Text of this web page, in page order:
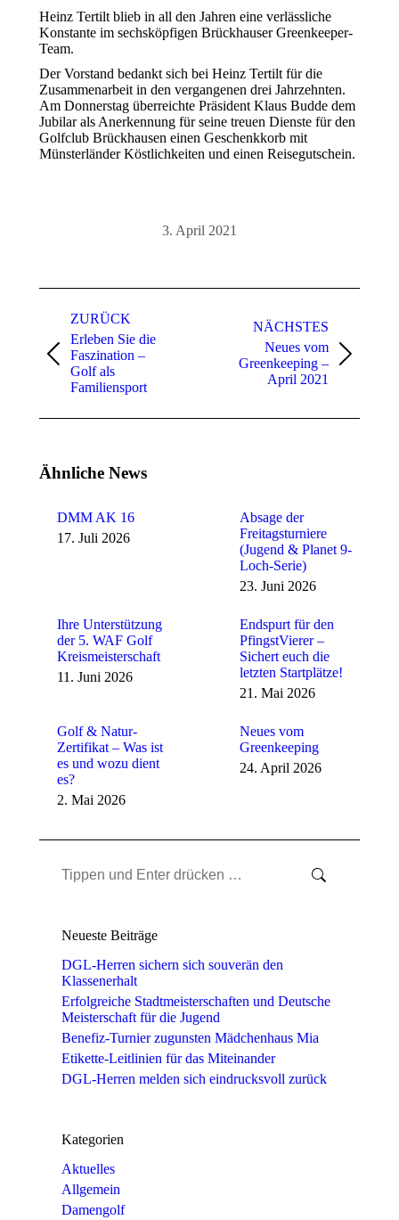
Heinz Tertilt blieb in all den Jahren eine verlässliche
Konstante im sechsköpfigen Brückhauser Greenkeeper-
Team.
Der Vorstand bedankt sich bei Heinz Tertilt für die
Zusammenarbeit in den vergangenen drei Jahrzehnten.
Am Donnerstag überreichte Präsident Klaus Budde dem
Jubilar als Anerkennung für seine treuen Dienste für den
Golfclub Brückhausen einen Geschenkkorb mit
Münsterländer Köstlichkeiten und einen Reisegutschein.
3. April 2021
ZURÜCK
Vorheriger
Beitrag:
Erleben Sie die
Faszination –
Golf als
Familiensport
NÄCHSTES
Nächster
Neues vom
Greenkeeping –
April 2021
Ähnliche News
DMM AK 16
17. Juli 2026
Absage der
Freitagsturniere
(Jugend & Planet 9-
Loch-Serie)
23. Juni 2026
Ihre Unterstützung
der 5. WAF Golf
Kreismeisterschaft
11. Juni 2026
Endspurt für den
PfingstVierer –
Sichert euch die
letzten Startplätze!
21. Mai 2026
Golf & Natur-
Zertifikat – Was ist
es und wozu dient
es?
2. Mai 2026
Neues vom
Greenkeeping
24. April 2026
Search:
Neueste Beiträge
DGL-Herren sichern sich souverän den
Klassenerhalt
Erfolgreiche Stadtmeisterschaften und Deutsche
Meisterschaft für die Jugend
Benefiz-Turnier zugunsten Mädchenhaus Mia
Etikette-Leitlinien für das Miteinander
DGL-Herren melden sich eindrucksvoll zurück
Kategorien
Aktuelles
Allgemein
Damengolf